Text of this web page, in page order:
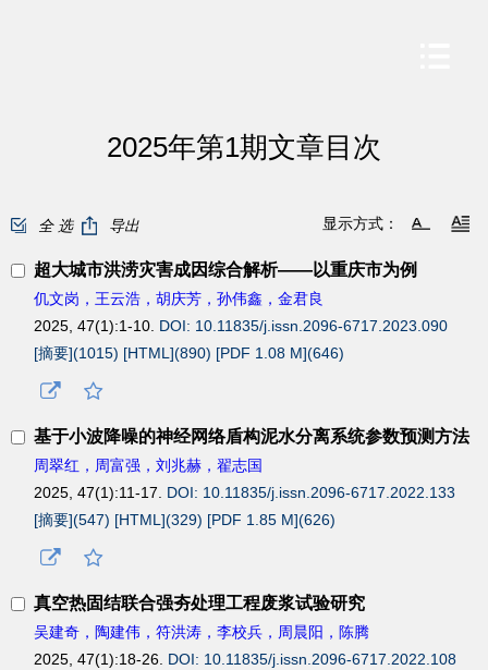
2025年第1期文章目次
全 选 导出 显示方式：
超大城市洪涝灾害成因综合解析——以重庆市为例
仉文岗，王云浩，胡庆芳，孙伟鑫，金君良
2025, 47(1):1-10. DOI: 10.11835/j.issn.2096-6717.2023.090
[摘要](1015) [HTML](890) [PDF 1.08 M](646)
基于小波降噪的神经网络盾构泥水分离系统参数预测方法
周翠红，周富强，刘兆赫，翟志国
2025, 47(1):11-17. DOI: 10.11835/j.issn.2096-6717.2022.133
[摘要](547) [HTML](329) [PDF 1.85 M](626)
真空热固结联合强夯处理工程废浆试验研究
吴建奇，陶建伟，符洪涛，李校兵，周晨阳，陈腾
2025, 47(1):18-26. DOI: 10.11835/j.issn.2096-6717.2022.108